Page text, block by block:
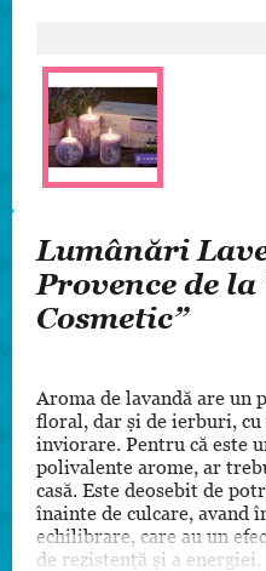
Lumânări
Provence de
Cosmetic”
Aroma de lavandă are un
floral, dar și de ierburi, cu
inviorare. Pentru că este
polivalente arome, ar
casă. Este deosebit de
înainte de culcare, avand
echilibrare, care au un
de rezistență și a energiei.